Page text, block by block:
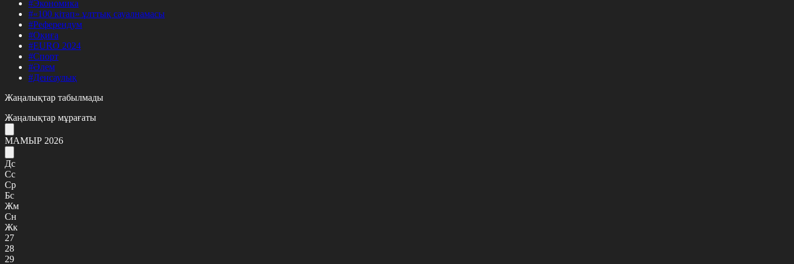
#Экономика
#«100 кітап» ұлттық сауалнамасы
#Референдум
#Оқиға
#EURO 2024
#Спорт
#Әлем
#Денсаулық
Жаңалықтар табылмады
Жаңалықтар мұрағаты
МАМЫР 2026
Дс
Сс
Ср
Бс
Жм
Сн
Жк
27
28
29